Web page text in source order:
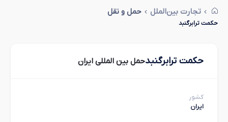
تجارت بین‌الملل حمل و نقل
حكمت ترابرگنبد
حكمت ترابرگنبدحمل بین المللی ایران
کشور
ایران